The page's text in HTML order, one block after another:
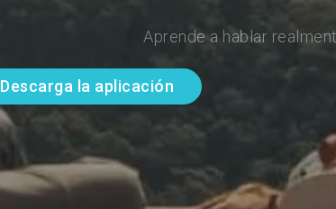
Aprende a hablar
Descarga la aplicación